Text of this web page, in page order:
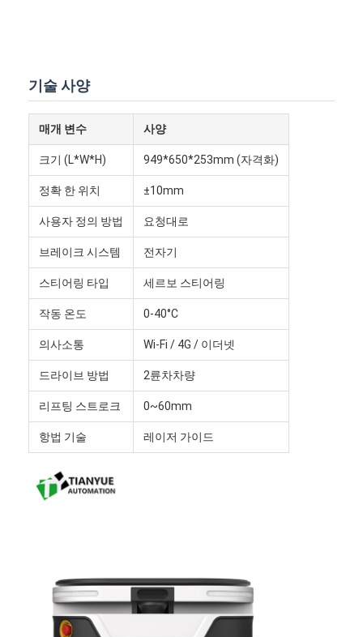
3차원 창고 셔틀
UGV 유선 제어 4륜 외곽 차시
AGV 지원 충전 장비
AGV 메카넘 휠 드라이브 부품
AGV 스티어링 휠 조립 드라이브
저장소 AGV 리프팅 메커니즘 조립
전기 팔레트 망원경 포크
자동화된 비표준 장비
상업용 로봇
기술 사양
매개 변수 사양
크기 (L*W*H) 949*650*253mm (자격화)
정확 한 위치 ±10mm
사용자 정의 방법 요청대로
브레이크 시스템 전자기
스티어링 타입 세르보 스티어링
작동 온도 0-40°C
의사소통 Wi-Fi / 4G / 이더넷
드라이브 방법 2륜차차량
리프팅 스트로크 0~60mm
항법 기술 레이저 가이드